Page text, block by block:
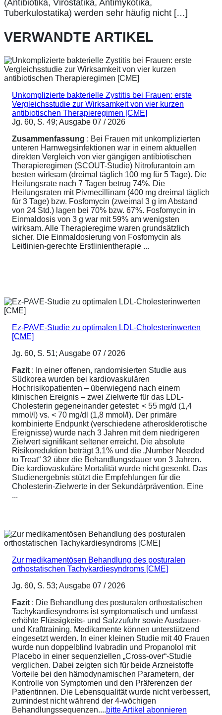
(Antibiotika, Virostatika, Antimykotika,
Tuberkulostatika) werden sehr häufig nicht […]
VERWANDTE ARTIKEL
Unkomplizierte bakterielle Zystitis bei Frauen: erste
Vergleichsstudie zur Wirksamkeit von vier kurzen
antibiotischen Therapieregimen [CME]
Jg. 60, S. 49; Ausgabe 07 / 2026
Zusammenfassung : Bei Frauen mit unkomplizierten
unteren Harnwegsinfektionen war in einem aktuellen
direkten Vergleich von vier gängigen antibiotischen
Therapieregimen (SCOUT-Studie) Nitrofurantoin am
besten wirksam (dreimal täglich 100 mg für 5 Tage). Die
Heilungsrate nach 7 Tagen betrug 74%. Die
Heilungsraten mit Pivmecillinam (400 mg dreimal täglich
für 3 Tage) bzw. Fosfomycin (zweimal 3 g im Abstand
von 24 Std.) lagen bei 70% bzw. 67%. Fosfomycin in
Einmaldosis von 3 g war mit 59% am wenigsten
wirksam. Alle Therapieregime waren grundsätzlich
sicher. Die Einmaldosierung von Fosfomycin als
Leitlinien-gerechte Erstlinientherapie ...
Ez-PAVE-Studie zu optimalen LDL-Cholesterinwerten
[CME]
Jg. 60, S. 51; Ausgabe 07 / 2026
Fazit : In einer offenen, randomisierten Studie aus
Südkorea wurden bei kardiovaskulären
Hochrisikopatienten – überwiegend nach einem
klinischen Ereignis – zwei Zielwerte für das LDL-
Cholesterin gegeneinander getestet: < 55 mg/d (1,4
mmol/l) vs. < 70 mg/dl (1,8 mmol/l). Der primäre
kombinierte Endpunkt (verschiedene atherosklerotische
Ereignisse) wurde nach 3 Jahren mit dem niedrigeren
Zielwert signifikant seltener erreicht. Die absolute
Risikoreduktion beträgt 3,1% und die „Number Needed
to Treat“ 32 über die Behandlungsdauer von 3 Jahren.
Die kardiovaskuläre Mortalität wurde nicht gesenkt. Das
Studienergebnis stützt die Empfehlungen für die
Cholesterin-Zielwerte in der Sekundärprävention. Eine
...
Zur medikamentösen Behandlung des posturalen
orthostatischen Tachykardiesyndroms [CME]
Jg. 60, S. 53; Ausgabe 07 / 2026
Fazit : Die Behandlung des posturalen orthostatischen
Tachykardiesyndroms ist symptomatisch und umfasst
erhöhte Flüssigkeits- und Salzzufuhr sowie Ausdauer-
und Krafttraining. Medikamente können unterstützend
eingesetzt werden. In einer kleinen Studie mit 40 Frauen
wurde nun doppelblind Ivabradin und Propanolol mit
Placebo in einer sequenziellen „Cross-over“-Studie
verglichen. Dabei zeigten sich für beide Arzneistoffe
Vorteile bei den hämodynamischen Parametern, der
Kontrolle von Symptomen und den Präferenzen der
Patientinnen. Die Lebensqualität wurde nicht verbessert,
zumindest nicht während der 4-wöchigen
Behandlungssequenzen....bitte Artikel abonnieren